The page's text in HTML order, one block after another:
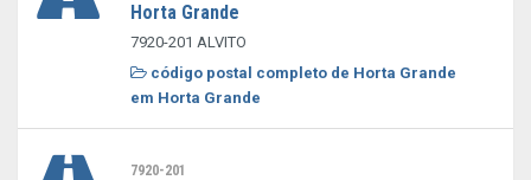
Horta Grande
7920-201 ALVITO
código postal completo de Horta Grande
em Horta Grande
7920-201